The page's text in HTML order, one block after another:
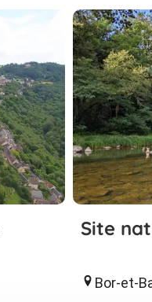
Site
Bor-et-